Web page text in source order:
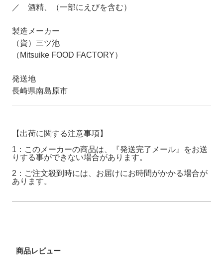
／ 酒精、（一部にえびを含む）
製造メーカー
（資）三ツ池
（Mitsuike FOOD FACTORY）
発送地
長崎県南島原市
【出荷に関する注意事項】
1：このメーカーの商品は、『発送完了メール』をお送
りする事ができない場合があります。
2：ご注文殺到時には、お届けにお時間がかかる場合が
あります。
商品レビュー